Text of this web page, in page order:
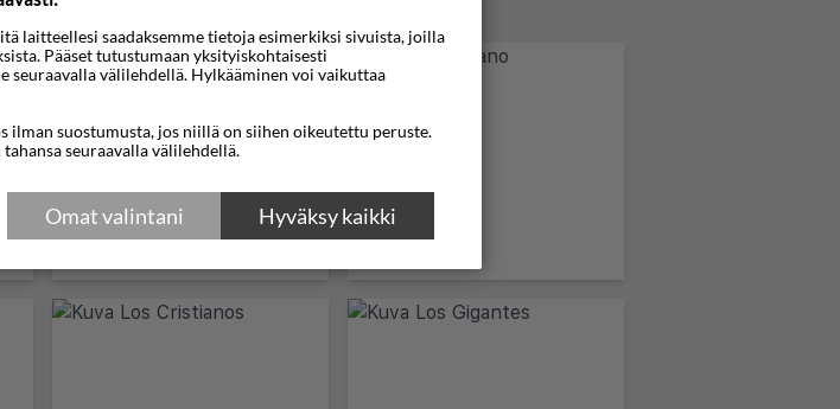
laitteellesi saadaksemme tietoja esimerkiksi sivuista, joilla
Pääset tutustumaan yksityiskohtaisesti
välilehdellä. Hylkääminen voi vaikuttaa
ilman suostumusta, jos niillä on siihen oikeutettu peruste.
seuraavalla välilehdellä.
Hyväksy kaikki
Omat valintani